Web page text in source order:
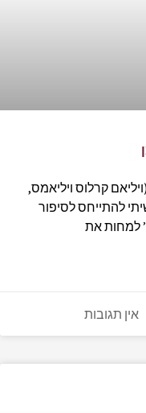
קרלוס ויליאמס,
להתייחס לסיפור
למחות את
אין תגובות